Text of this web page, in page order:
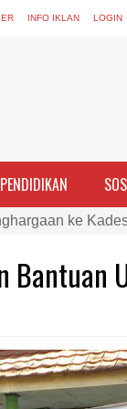
INFO IKLAN LOGIN
PENDIDIKAN
ke
Perempuan
Kapolres Bima
vs Inggris,
Bantuan